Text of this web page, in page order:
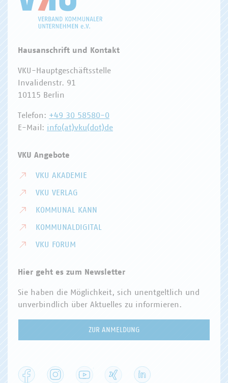
Hausanschrift und Kontakt
VKU-Hauptgeschäftsstelle
Invalidenstr. 91
10115 Berlin
Telefon: +49 30 58580-0
E-Mail: info(at)vku(dot)de
VKU Angebote
VKU AKADEMIE
VKU VERLAG
KOMMUNAL KANN
KOMMUNALDIGITAL
VKU FORUM
Hier geht es zum Newsletter
Sie haben die Möglichkeit, sich unentgeltlich und
unverbindlich über Aktuelles zu informieren.
ZUR ANMELDUNG
Facebook Instagram YouTube